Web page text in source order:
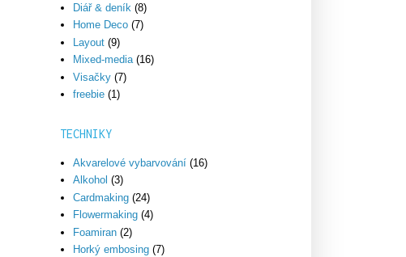
Diář & deník (8)
Home Deco (7)
Layout (9)
Mixed-media (16)
Visačky (7)
freebie (1)
TECHNIKY
Akvarelové vybarvování (16)
Alkohol (3)
Cardmaking (24)
Flowermaking (4)
Foamiran (2)
Horký embosing (7)